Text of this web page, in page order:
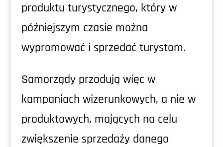
produktu turystycznego, który w
późniejszym czasie można
wypromować i sprzedać turystom.
Samorządy przodują więc w
kampaniach wizerunkowych, a nie w
produktowych, mających na celu
zwiększenie sprzedaży danego